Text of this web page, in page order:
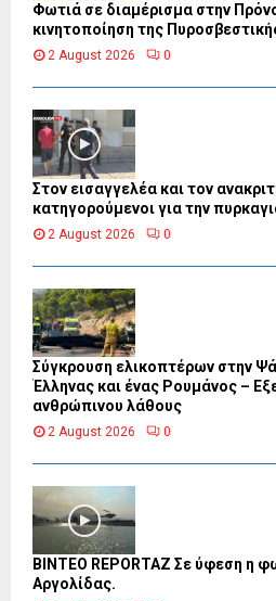
Φωτιά σε διαμέρισμα στην
κινητοποίηση της
2 August 2026 0
Στον εισαγγελέα και τον
κατηγορούμενοι για την
2 August 2026 0
Σύγκρουση ελικοπτέρων στην
Έλληνας και ένας Ρουμάνος –
ανθρώπινου λάθους
2 August 2026 0
BINTEO REPORTAZ Σε ύφεση η
Αργολίδας.